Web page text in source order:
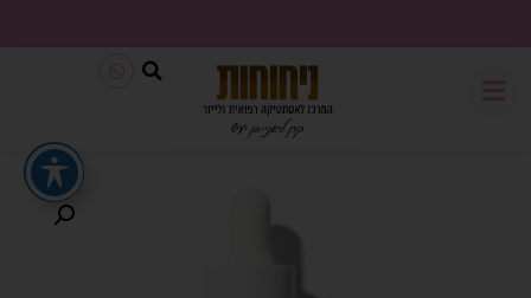
משלוח חינם בכל קנייה מעל 199₪